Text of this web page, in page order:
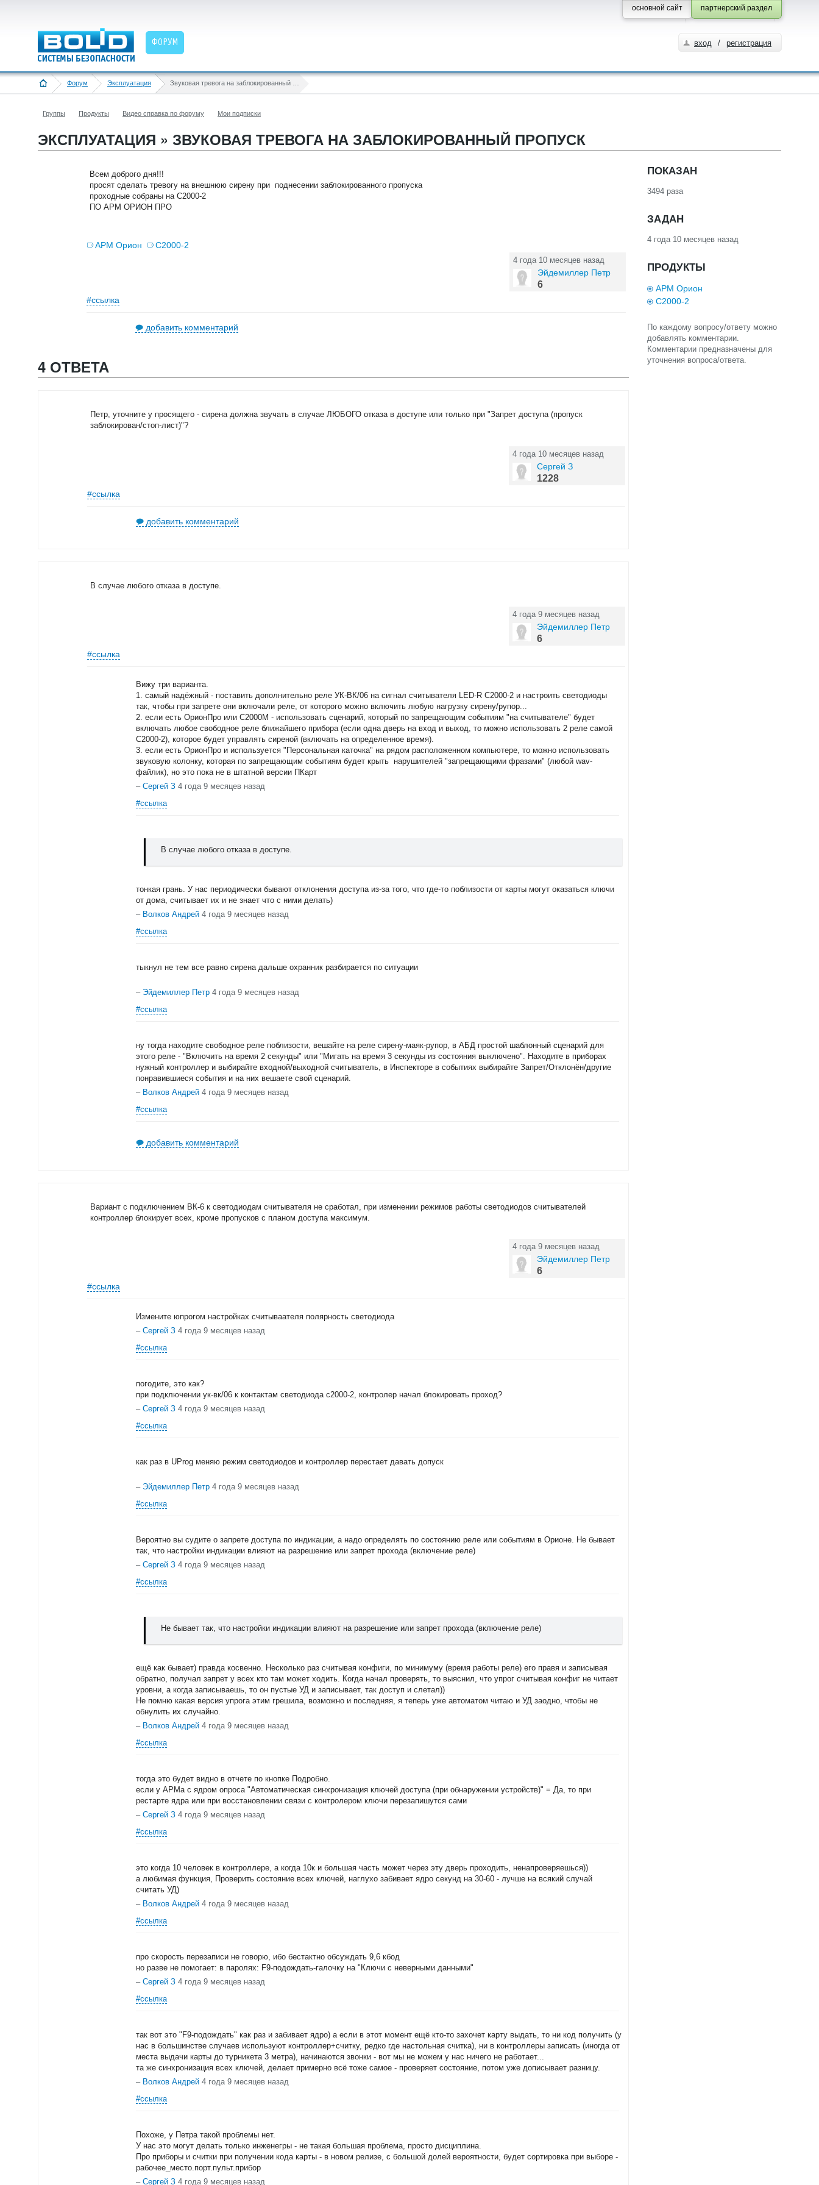
партнерский раздел
основной сайт
ФОРУМ вход / регистрация
Форум Эксплуатация
Группы Продукты Видео справка по форуму Мои подписки
ЭКСПЛУАТАЦИЯ » ЗВУКОВАЯ ТРЕВОГА НА ЗАБЛОКИРОВАННЫЙ ПРОПУСК
Всем доброго дня!!!
просят сделать тревогу на внешнюю сирену при поднесении заблокированного пропуска
проходные собраны на С2000-2
ПО АРМ ОРИОН ПРО
АРМ Орион С2000-2
4 года 10 месяцев назад
Эйдемиллер Петр
6
#ссылка
добавить комментарий
4 ОТВЕТА
Петр, уточните у просящего - сирена должна звучать в случае ЛЮБОГО отказа в доступе или только при "Запрет доступа (пропуск
заблокирован/стоп-лист)"?
4 года 10 месяцев назад
Сергей З
1228
#ссылка
добавить комментарий
В случае любого отказа в доступе.
4 года 9 месяцев назад
Эйдемиллер Петр
6
#ссылка
Вижу три варианта.
1. самый надёжный - поставить дополнительно реле УК-ВК/06 на сигнал считывателя LED-R С2000-2 и настроить светодиоды
так, чтобы при запрете они включали реле, от которого можно включить любую нагрузку сирену/рупор...
2. если есть ОрионПро или С2000М - использовать сценарий, который по запрещающим событиям "на считывателе" будет
включать любое свободное реле ближайшего прибора (если одна дверь на вход и выход, то можно использовать 2 реле самой
С2000-2), которое будет управлять сиреной (включать на определенное время).
3. если есть ОрионПро и используется "Персональная каточка" на рядом расположенном компьютере, то можно использовать
звуковую колонку, которая по запрещающим событиям будет крыть нарушителей "запрещающими фразами" (любой wav-
файлик), но это пока не в штатной версии ПКарт
– Сергей З 4 года 9 месяцев назад
#ссылка
В случае любого отказа в доступе.
тонкая грань. У нас периодически бывают отклонения доступа из-за того, что где-то поблизости от карты могут оказаться ключи
от дома, считывает их и не знает что с ними делать)
– Волков Андрей 4 года 9 месяцев назад
#ссылка
тыкнул не тем все равно сирена дальше охранник разбирается по ситуации
– Эйдемиллер Петр 4 года 9 месяцев назад
#ссылка
ну тогда находите свободное реле поблизости, вешайте на реле сирену-маяк-рупор, в АБД простой шаблонный сценарий для
этого реле - "Включить на время 2 секунды" или "Мигать на время 3 секунды из состояния выключено". Находите в приборах
нужный контроллер и выбирайте входной/выходной считыватель, в Инспекторе в событиях выбирайте Запрет/Отклонён/другие
понравившиеся события и на них вешаете свой сценарий.
– Волков Андрей 4 года 9 месяцев назад
#ссылка
добавить комментарий
Вариант с подключением ВК-6 к светодиодам считывателя не сработал, при изменении режимов работы светодиодов считывателей
контроллер блокирует всех, кроме пропусков с планом доступа максимум.
4 года 9 месяцев назад
Эйдемиллер Петр
6
#ссылка
Измените юпрогом настройках считываателя полярность светодиода
– Сергей З 4 года 9 месяцев назад
#ссылка
погодите, это как?
при подключении ук-вк/06 к контактам светодиода с2000-2, контролер начал блокировать проход?
– Сергей З 4 года 9 месяцев назад
#ссылка
как раз в UProg меняю режим светодиодов и контроллер перестает давать допуск
– Эйдемиллер Петр 4 года 9 месяцев назад
#ссылка
Вероятно вы судите о запрете доступа по индикации, а надо определять по состоянию реле или событиям в Орионе. Не бывает
так, что настройки индикации влияют на разрешение или запрет прохода (включение реле)
– Сергей З 4 года 9 месяцев назад
#ссылка
Не бывает так, что настройки индикации влияют на разрешение или запрет прохода (включение реле)
ещё как бывает) правда косвенно. Несколько раз считывая конфиги, по минимуму (время работы реле) его правя и записывая
обратно, получал запрет у всех кто там может ходить. Когда начал проверять, то выяснил, что упрог считывая конфиг не читает
уровни, а когда записываешь, то он пустые УД и записывает, так доступ и слетал))
Не помню какая версия упрога этим грешила, возможно и последняя, я теперь уже автоматом читаю и УД заодно, чтобы не
обнулить их случайно.
– Волков Андрей 4 года 9 месяцев назад
#ссылка
тогда это будет видно в отчете по кнопке Подробно.
если у АРМа с ядром опроса "Автоматическая синхронизация ключей доступа (при обнаружении устройств)" = Да, то при
рестарте ядра или при восстановлении связи с контролером ключи перезапишутся сами
– Сергей З 4 года 9 месяцев назад
#ссылка
это когда 10 человек в контроллере, а когда 10к и большая часть может через эту дверь проходить, ненапроверяешься))
а любимая функция, Проверить состояние всех ключей, наглухо забивает ядро секунд на 30-60 - лучше на всякий случай
считать УД)
– Волков Андрей 4 года 9 месяцев назад
#ссылка
про скорость перезаписи не говорю, ибо бестактно обсуждать 9,6 кбод
но разве не помогает: в паролях: F9-подождать-галочку на "Ключи с неверными данными"
– Сергей З 4 года 9 месяцев назад
#ссылка
так вот это "F9-подождать" как раз и забивает ядро) а если в этот момент ещё кто-то захочет карту выдать, то ни код получить (у
нас в большинстве случаев используют контроллер+считку, редко где настольная считка), ни в контроллеры записать (иногда от
места выдачи карты до турникета 3 метра), начинаются звонки - вот мы не можем у нас ничего не работает...
та же синхронизация всех ключей, делает примерно всё тоже самое - проверяет состояние, потом уже дописывает разницу.
– Волков Андрей 4 года 9 месяцев назад
#ссылка
Похоже, у Петра такой проблемы нет.
У нас это могут делать только инженегры - не такая большая проблема, просто дисциплина.
Про приборы и считки при получении кода карты - в новом релизе, с большой долей вероятности, будет сортировка при выборе -
рабочее_место.порт.пульт.прибор
– Сергей З 4 года 9 месяцев назад
ПОКАЗАН
3494 раза
ЗАДАН
4 года 10 месяцев назад
ПРОДУКТЫ
АРМ Орион
С2000-2
По каждому вопросу/ответу можно
добавлять комментарии.
Комментарии предназначены для
уточнения вопроса/ответа.